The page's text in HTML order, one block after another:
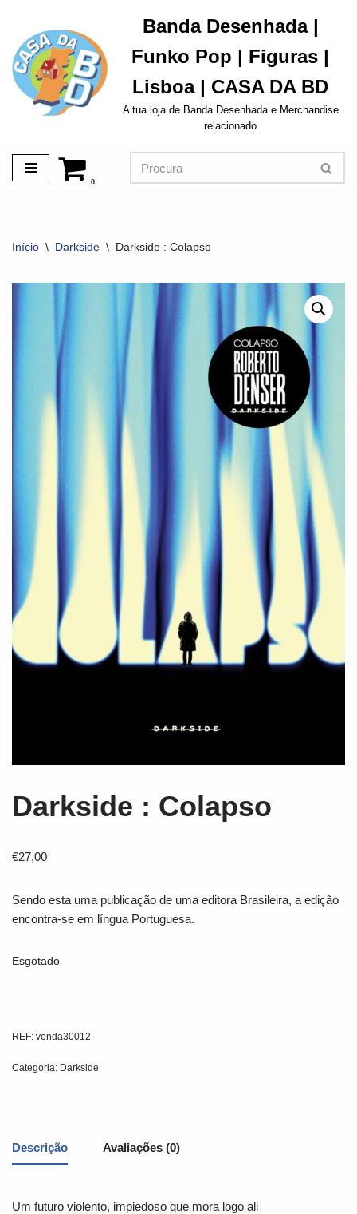
Avançar
para
o
conteúdo
Banda Desenhada |
Funko Pop | Figuras |
Lisboa | CASA DA BD
A tua loja de Banda Desenhada e Merchandise
relacionado
0
Início \ Darkside \ Darkside : Colapso
Darkside : Colapso
€27,00
Sendo esta uma publicação de uma editora Brasileira, a edição
encontra-se em língua Portuguesa.
Esgotado
REF: venda30012
Categoria: Darkside
Descrição Avaliações (0)
Um futuro violento, impiedoso que mora logo ali